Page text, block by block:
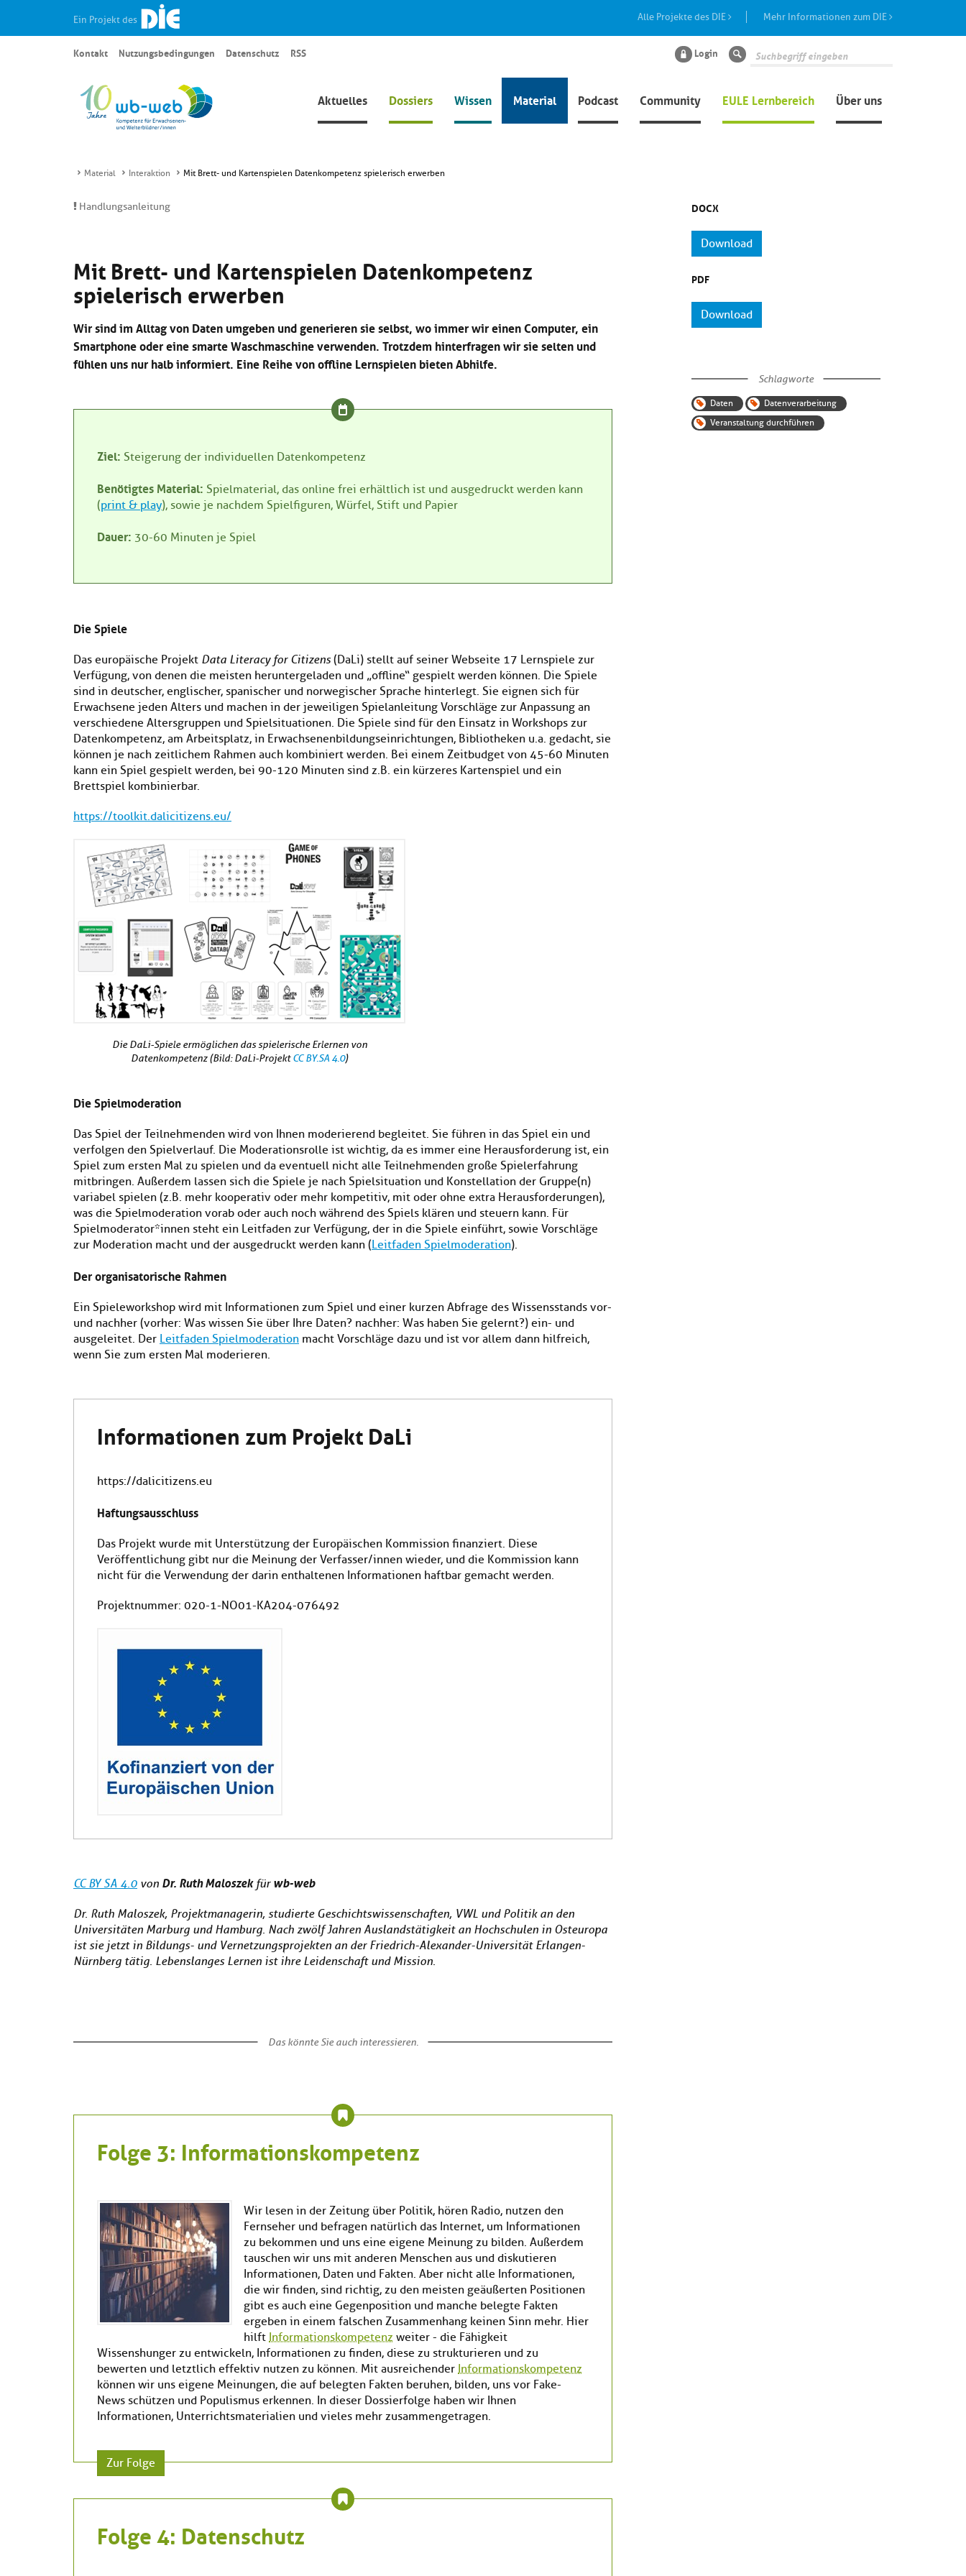
Ein Projekt des Alle Projekte des DIE Mehr Informationen zum DIE
Aktuelles Dossiers Wissen Material Podcast Community EULE Lernbereich Über uns
Kontakt Nutzungsbedingungen Datenschutz RSS Login Suche
Material Interaktion Mit Brett- und Kartenspielen Datenkompetenz spielerisch erwerben
Handlungsanleitung
Mit Brett- und Kartenspielen Datenkompetenz
spielerisch erwerben
Wir sind im Alltag von Daten umgeben und generieren sie selbst, wo immer wir einen Computer, ein
Smartphone oder eine smarte Waschmaschine verwenden. Trotzdem hinterfragen wir sie selten und
fühlen uns nur halb informiert. Eine Reihe von offline Lernspielen bieten Abhilfe.
Ziel: Steigerung der individuellen Datenkompetenz
Benötigtes Material: Spielmaterial, das online frei erhältlich ist und ausgedruckt werden kann
(print & play), sowie je nachdem Spielfiguren, Würfel, Stift und Papier
Dauer: 30-60 Minuten je Spiel
Die Spiele
Das europäische Projekt Data Literacy for Citizens(DaLi) stellt auf seiner Webseite 17 Lernspiele zur
Verfügung, von denen die meisten heruntergeladen und „offline“ gespielt werden können. Die Spiele
sind in deutscher, englischer, spanischer und norwegischer Sprache hinterlegt. Sie eignen sich für
Erwachsene jeden Alters und machen in der jeweiligen Spielanleitung Vorschläge zur Anpassung an
verschiedene Altersgruppen und Spielsituationen. Die Spiele sind für den Einsatz in Workshops zur
Datenkompetenz, am Arbeitsplatz, in Erwachsenenbildungseinrichtungen, Bibliotheken u.a. gedacht, sie
können je nach zeitlichem Rahmen auch kombiniert werden. Bei einem Zeitbudget von 45-60 Minuten
kann ein Spiel gespielt werden, bei 90-120 Minuten sind z.B. ein kürzeres Kartenspiel und ein
Brettspiel kombinierbar.
https://toolkit.dalicitizens.eu/
Die DaLi-Spiele ermöglichen das spielerische Erlernen von
Datenkompetenz (Bild: DaLi-ProjektCC BY.SA 4.0)
Die Spielmoderation
Das Spiel der Teilnehmenden wird von Ihnen moderierend begleitet. Sie führen in das Spiel ein und
verfolgen den Spielverlauf. Die Moderationsrolle ist wichtig, da es immer eine Herausforderung ist, ein
Spiel zum ersten Mal zu spielen und da eventuell nicht alle Teilnehmenden große Spielerfahrung
mitbringen. Außerdem lassen sich die Spiele je nach Spielsituation und Konstellation der Gruppe(n)
variabel spielen (z.B. mehr kooperativ oder mehr kompetitiv, mit oder ohne extra Herausforderungen),
was die Spielmoderation vorab oder auch noch während des Spiels klären und steuern kann. Für
Spielmoderator*innen steht ein Leitfaden zur Verfügung, der in die Spiele einführt, sowie Vorschläge
zur Moderation macht und der ausgedruckt werden kann (Leitfaden Spielmoderation).
Der organisatorische Rahmen
Ein Spieleworkshop wird mit Informationen zum Spiel und einer kurzen Abfrage des Wissensstands vor-
und nachher (vorher: Was wissen Sie über Ihre Daten? nachher: Was haben Sie gelernt?) ein- und
ausgeleitet. Der Leitfaden Spielmoderation macht Vorschläge dazu und ist vor allem dann hilfreich,
wenn Sie zum ersten Mal moderieren.
Informationen zum Projekt DaLi
https://dalicitizens.eu
Haftungsausschluss
Das Projekt wurde mit Unterstützung der Europäischen Kommission finanziert. Diese
Veröffentlichung gibt nur die Meinung der Verfasser/innen wieder, und die Kommission kann
nicht für die Verwendung der darin enthaltenen Informationen haftbar gemacht werden.
Projektnummer: 020-1-NO01-KA204-076492
CC BY SA 4.0 von Dr. Ruth Maloszekfür wb-web
Dr. Ruth Maloszek, Projektmanagerin, studierte Geschichtswissenschaften, VWL und Politik an den
Universitäten Marburg und Hamburg. Nach zwölf Jahren Auslandstätigkeit an Hochschulen in Osteuropa
ist sie jetzt in Bildungs- und Vernetzungsprojekten an der Friedrich-Alexander-Universität Erlangen-
Nürnberg tätig. Lebenslanges Lernen ist ihre Leidenschaft und Mission.
Das könnte Sie auch interessieren.
Folge 3: Informationskompetenz
Wir lesen in der Zeitung über Politik, hören Radio, nutzen den
Fernseher und befragen natürlich das Internet, um Informationen
zu bekommen und uns eine eigene Meinung zu bilden. Außerdem
tauschen wir uns mit anderen Menschen aus und diskutieren
Informationen, Daten und Fakten. Aber nicht alle Informationen,
die wir finden, sind richtig, zu den meisten geäußerten Positionen
gibt es auch eine Gegenposition und manche belegte Fakten
ergeben in einem falschen Zusammenhang keinen Sinn mehr. Hier
hilft Informationskompetenz weiter - die Fähigkeit
Wissenshunger zu entwickeln, Informationen zu finden, diese zu strukturieren und zu
bewerten und letztlich effektiv nutzen zu können. Mit ausreichender Informationskompetenz
können wir uns eigene Meinungen, die auf belegten Fakten beruhen, bilden, uns vor Fake-
News schützen und Populismus erkennen. In dieser Dossierfolge haben wir Ihnen
Informationen, Unterrichtsmaterialien und vieles mehr zusammengetragen.
Zur Folge
Folge 4: Datenschutz
DOCX
Download
PDF
Download
Schlagworte
Daten
Datenverarbeitung
Veranstaltung durchführen